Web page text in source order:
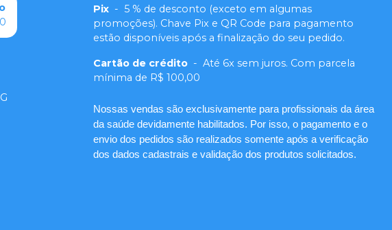
Pix - 5 % de desconto (exceto em algumas
promoções). Chave Pix e QR Code para pagamento
estão disponíveis após a finalização do seu pedido.
Cartão de crédito - Até 6x sem juros. Com parcela
mínima de R$ 100,00
Nossas vendas são exclusivamente para profissionais da área
da saúde devidamente habilitados. Por isso, o pagamento e o
envio dos pedidos são realizados somente após a verificação
dos dados cadastrais e validação dos produtos solicitados.